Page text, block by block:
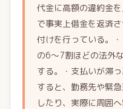
代金に高額の違約金
で事実上借金を返済
付けを行っている。
の6～7割ほどの法外
する。・支払いが滞
すると、勤務先や緊
したり、実際に周囲